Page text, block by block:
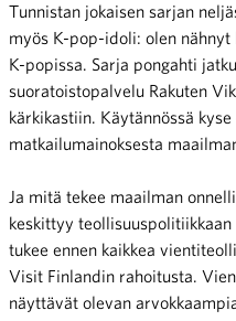
Tunnistan jokaisen sarjan
myös K-pop-idoli: olen
K-popissa. Sarja pongahti
suoratoistopalvelu Rakuten
kärkikastiin. Käytännössä
matkailumainoksesta
Ja mitä tekee maailman
keskittyy
tukee ennen kaikkea
Visit Finlandin rahoitusta.
näyttävät olevan